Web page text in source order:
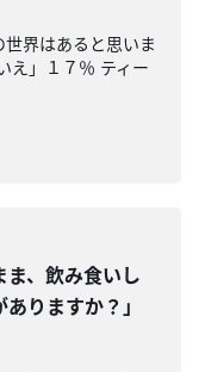
界はあると思いま
」１７％ ティー
ま、飲み食いし
りますか？」